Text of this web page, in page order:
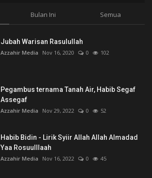
Bulan Ini Semua
Jubah Warisan Rasulullah
Azzahir Media Nov 16, 2020 0 102
Pegambus ternama Tanah Air, Habib Segaf
Assegaf
Azzahir Media Nov 29, 2022 0 52
Habib Bidin - Lirik Syiir Allah Allah Almadad
Yaa Rosuulllaah
Azzahir Media Nov 16, 2022 0 45